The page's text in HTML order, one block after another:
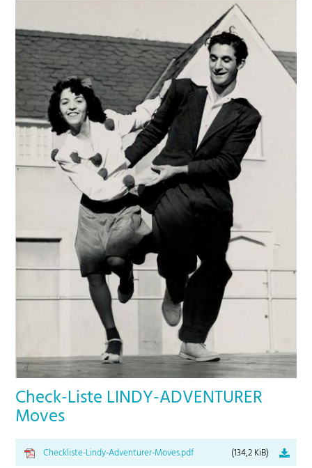
Check-Liste LINDY-ADVENTURER
Moves
Checkliste-Lindy-Adventurer-Moves.pdf (134,2 KiB)